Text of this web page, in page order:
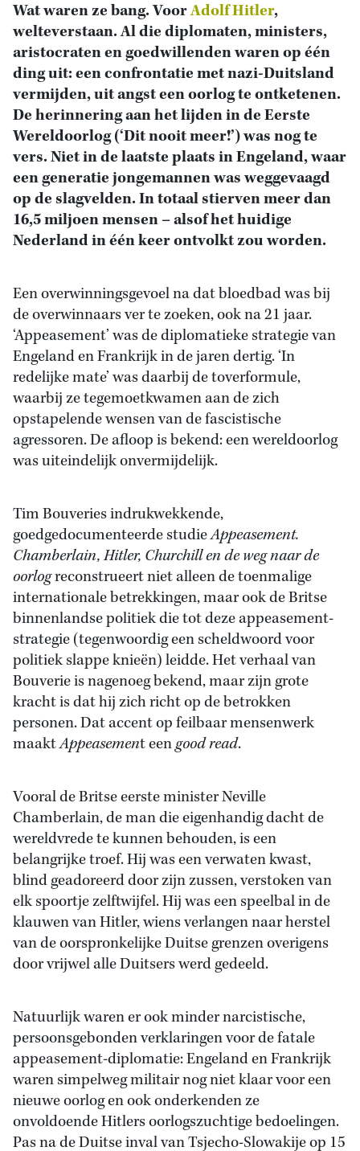
Wat waren ze bang. VoorAdolf Hitler,
welteverstaan. Al die diplomaten, ministers,
aristocraten en goedwillenden waren op één
ding uit: een confrontatie met nazi-Duitsland
vermijden, uit angst een oorlog te ontketenen.
De herinnering aan het lijden in de Eerste
Wereldoorlog (‘Dit nooit meer!’) was nog te
vers. Niet in de laatste plaats in Engeland, waar
een generatie jongemannen was weggevaagd
op de slagvelden. In totaal stierven meer dan
16,5 miljoen mensen – alsof het huidige
Nederland in één keer ontvolkt zou worden.
Een overwinningsgevoel na dat bloedbad was bij
de overwinnaars ver te zoeken, ook na 21 jaar.
‘Appeasement’ was de diplomatieke strategie van
Engeland en Frankrijk in de jaren dertig. ‘In
redelijke mate’ was daarbij de toverformule,
waarbij ze tegemoetkwamen aan de zich
opstapelende wensen van de fascistische
agressoren. De afloop is bekend: een wereldoorlog
was uiteindelijk onvermijdelijk.
Tim Bouveries indrukwekkende,
goedgedocumenteerde studieAppeasement.
Chamberlain, Hitler, Churchill en de weg naar de
oorlogreconstrueert niet alleen de toenmalige
internationale betrekkingen, maar ook de Britse
binnenlandse politiek die tot deze appeasement-
strategie (tegenwoordig een scheldwoord voor
politiek slappe knieën) leidde. Het verhaal van
Bouverie is nagenoeg bekend, maar zijn grote
kracht is dat hij zich richt op de betrokken
personen. Dat accent op feilbaar mensenwerk
maaktAppeasement eengood read.
Vooral de Britse eerste minister Neville
Chamberlain, de man die eigenhandig dacht de
wereldvrede te kunnen behouden, is een
belangrijke troef. Hij was een verwaten kwast,
blind geadoreerd door zijn zussen, verstoken van
elk spoortje zelftwijfel. Hij was een speelbal in de
klauwen van Hitler, wiens verlangen naar herstel
van de oorspronkelijke Duitse grenzen overigens
door vrijwel alle Duitsers werd gedeeld.
Natuurlijk waren er ook minder narcistische,
persoonsgebonden verklaringen voor de fatale
appeasement-diplomatie: Engeland en Frankrijk
waren simpelweg militair nog niet klaar voor een
nieuwe oorlog en ook onderkenden ze
onvoldoende Hitlers oorlogszuchtige bedoelingen.
Pas na de Duitse inval van Tsjecho-Slowakije op 15